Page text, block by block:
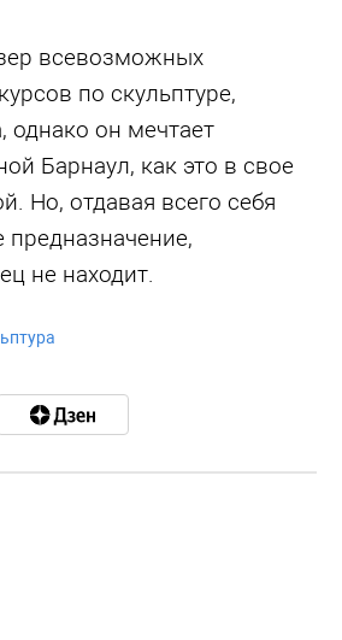
всевозможных
по скульптуре,
однако он мечтает
Барнаул, как это в свое
Но, отдавая всего себя
не находит.